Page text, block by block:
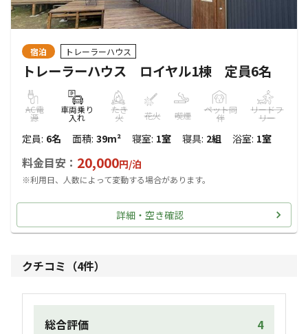
宿泊 トレーラーハウス
トレーラーハウス ロイヤル1棟 定員6名
AC電
源
車両乗り
入れ
たき
火 花火 喫煙
ペット同
伴
リードフ
リー
定員: 6名 面積: 39m² 寝室: 1室 寝具: 2組 浴室: 1室
料金目安： 20,000円/泊
※利用日、人数によって変動する場合があります。
詳細・空き確認
クチコミ（4件）
総合評価 4